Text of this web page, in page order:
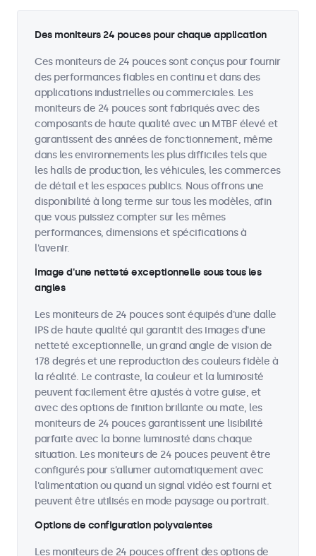
Des moniteurs 24 pouces pour chaque application
Ces moniteurs de 24 pouces sont conçus pour fournir
des performances fiables en continu et dans des
applications industrielles ou commerciales. Les
moniteurs de 24 pouces sont fabriqués avec des
composants de haute qualité avec un MTBF élevé et
garantissent des années de fonctionnement, même
dans les environnements les plus difficiles tels que
les halls de production, les véhicules, les commerces
de détail et les espaces publics. Nous offrons une
disponibilité à long terme sur tous les modèles, afin
que vous puissiez compter sur les mêmes
performances, dimensions et spécifications à
l'avenir.
Image d'une netteté exceptionnelle sous tous les
angles
Les moniteurs de 24 pouces sont équipés d'une dalle
IPS de haute qualité qui garantit des images d'une
netteté exceptionnelle, un grand angle de vision de
178 degrés et une reproduction des couleurs fidèle à
la réalité. Le contraste, la couleur et la luminosité
peuvent facilement être ajustés à votre guise, et
avec des options de finition brillante ou mate, les
moniteurs de 24 pouces garantissent une lisibilité
parfaite avec la bonne luminosité dans chaque
situation. Les moniteurs de 24 pouces peuvent être
configurés pour s'allumer automatiquement avec
l'alimentation ou quand un signal vidéo est fourni et
peuvent être utilisés en mode paysage ou portrait.
Options de configuration polyvalentes
Les moniteurs de 24 pouces offrent des options de